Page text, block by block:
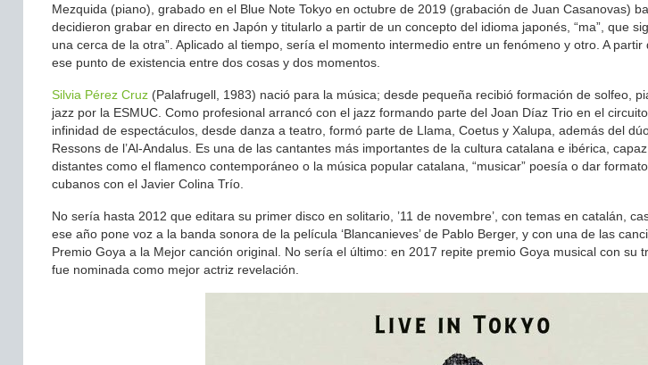
Mezquida (piano), grabado en el Blue Note Tokyo en octubre de 2019 (grabación de Juan Casanovas)
decidieron grabar en directo en Japón y titularlo a partir de un concepto del idioma japonés, “ma”, que
una cerca de la otra”. Aplicado al tiempo, sería el momento intermedio entre un fenómeno y otro. A
ese punto de existencia entre dos cosas y dos momentos.
Silvia Pérez Cruz (Palafrugell, 1983) nació para la música; desde pequeña recibió formación de solfeo,
jazz por la ESMUC. Como profesional arrancó con el jazz formando parte del Joan Díaz Trio en el
infinidad de espectáculos, desde danza a teatro, formó parte de Llama, Coetus y Xalupa, además del
Ressons de l’Al-Andalus. Es una de las cantantes más importantes de la cultura catalana e ibérica,
distantes como el flamenco contemporáneo o la música popular catalana, “musicar” poesía o dar
cubanos con el Javier Colina Trío.
No sería hasta 2012 que editara su primer disco en solitario, ’11 de novembre’, con temas en catalán,
ese año pone voz a la banda sonora de la película ‘Blancanieves’ de Pablo Berger, y con una de las
Premio Goya a la Mejor canción original. No sería el último: en 2017 repite premio Goya musical con su
fue nominada como mejor actriz revelación.